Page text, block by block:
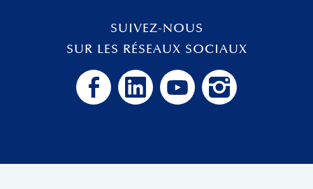
SUIVEZ-NOUS
SUR LES RÉSEAUX SOCIAUX